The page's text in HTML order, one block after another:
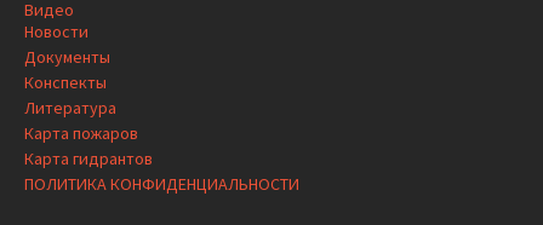
Видео
Новости
Документы
Конспекты
Литература
Карта пожаров
Карта гидрантов
ПОЛИТИКА КОНФИДЕНЦИАЛЬНОСТИ